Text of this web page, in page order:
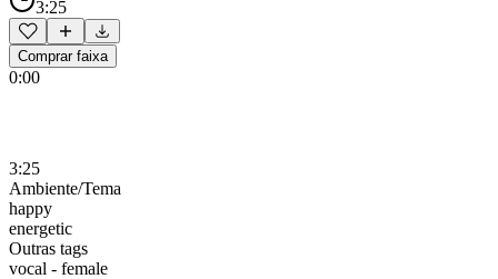
3:25
Comprar faixa
0:00
3:25
Ambiente/Tema
happy
energetic
Outras tags
vocal - female